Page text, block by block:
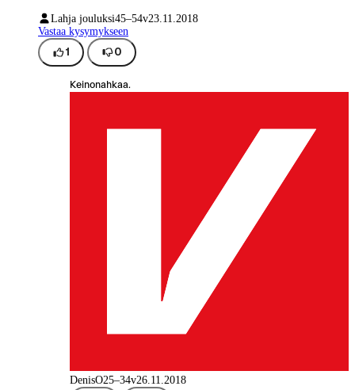
Lahja jouluksi45–54v23.11.2018
Vastaa kysymykseen
1 0
Keinonahkaa.
DenisO25–34v26.11.2018